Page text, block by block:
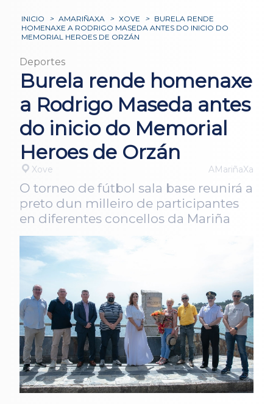
INICIO > AMARIÑAXA > XOVE > BURELA RENDE
HOMENAXE A RODRIGO MASEDA ANTES DO INICIO DO
MEMORIAL HEROES DE ORZÁN
Deportes
Burela rende homenaxe
a Rodrigo Maseda antes
do inicio do Memorial
Heroes de Orzán
Xove AMariñaXa
O torneo de fútbol sala base reunirá a
preto dun milleiro de participantes
en diferentes concellos da Mariña